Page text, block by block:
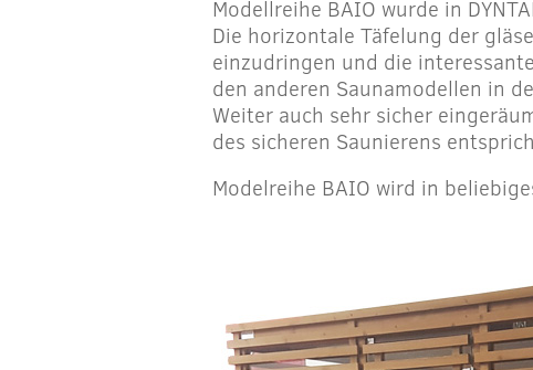
Modellreihe BAIO wurde in
Die horizontale Täfelung der
einzudringen und die
den anderen Saunamodellen in
Weiter auch sehr sicher
des sicheren Saunierens
Modelreihe BAIO wird in